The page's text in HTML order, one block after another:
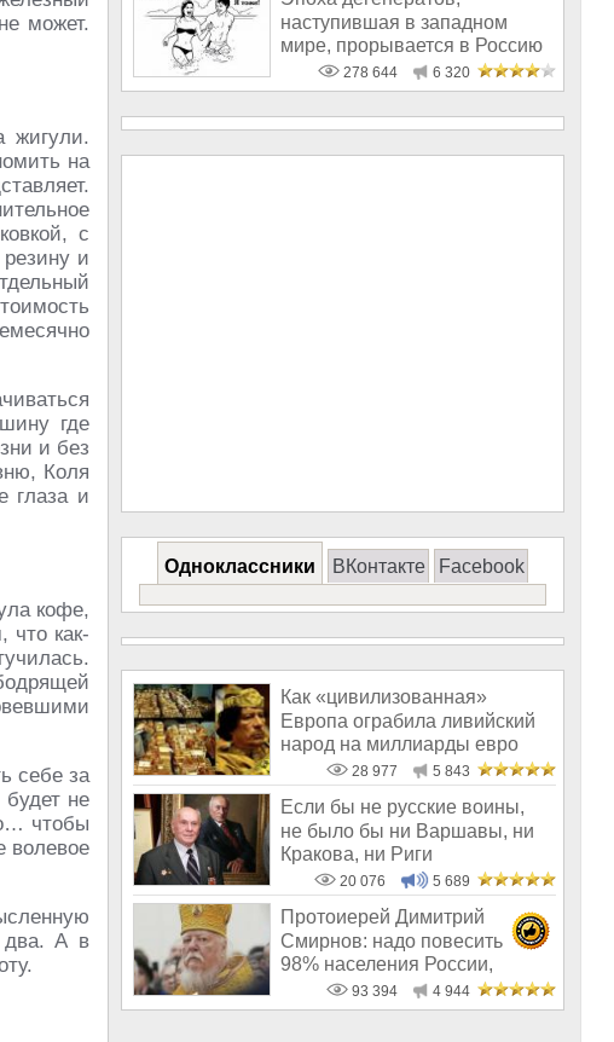
может.
жигули.
на
с
и
где
и без
Коля
глаза и
кофе,
что как-
себе за
не
чтобы
волевое
два. А в
наступившая в западном
мире, прорывается в Россию
278 644 6 320
Одноклассники ВКонтакте Facebook
Как «цивилизованная»
Европа ограбила ливийский
народ на миллиарды евро
28 977 5 843
Если бы не русские воины,
не было бы ни Варшавы, ни
Кракова, ни Риги
20 076 5 689
Протоиерей Димитрий
Смирнов: надо повесить
98% населения России,
чтобы восторжество
93 394 4 944